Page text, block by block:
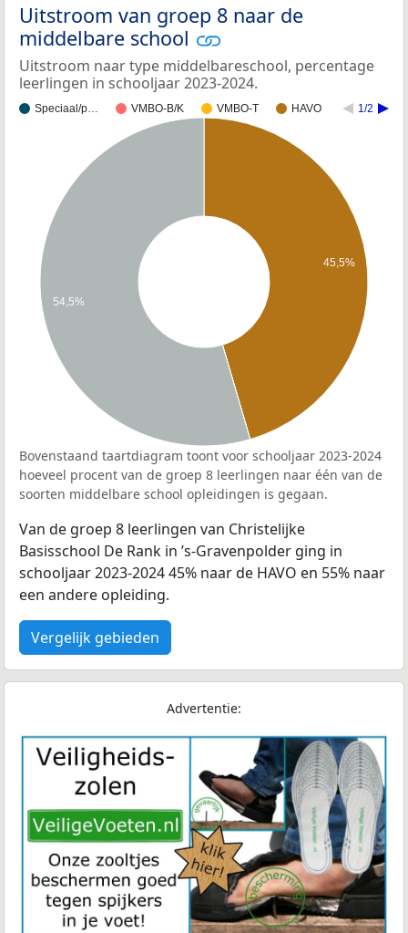
Uitstroom van groep 8 naar de
middelbare school
Uitstroom naar type middelbareschool, percentage
leerlingen in schooljaar 2023-2024.
Speciaal/p… VMBO-B/K VMBO-T HAVO 1/2
45,5%
54,5%
Bovenstaand taartdiagram toont voor schooljaar 2023-2024
hoeveel procent van de groep 8 leerlingen naar één van de
soorten middelbare school opleidingen is gegaan.
Van de groep 8 leerlingen van Christelijke
Basisschool De Rank in ’s-Gravenpolder ging in
schooljaar 2023-2024 45% naar de HAVO en 55% naar
een andere opleiding.
Vergelijk gebieden
Advertentie: